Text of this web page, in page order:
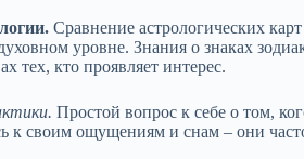
Сравнение астрологических
уровне. Знания о знаках
тех, кто проявляет интерес.
Простой вопрос к себе о том,
к своим ощущениям и снам – они